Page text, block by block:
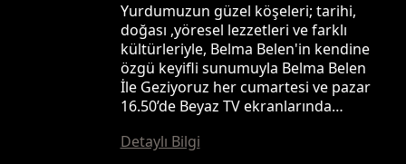
Yurdumuzun güzel köşeleri; tarihi,
doğası ,yöresel lezzetleri ve farklı
kültürleriyle, Belma Belen'in kendine
özgü keyifli sunumuyla Belma Belen
İle Geziyoruz her cumartesi ve pazar
16.50’de Beyaz TV ekranlarında…
Detaylı Bilgi